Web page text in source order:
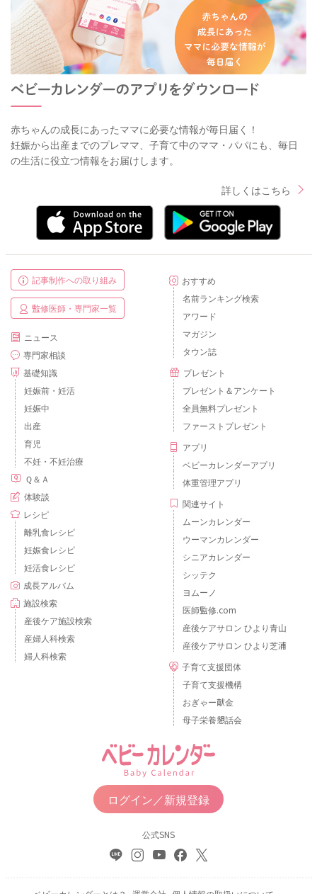
赤ちゃんの成長にあったママに必要な情報が毎日届く！
妊娠から出産までのプレママ、子育て中のママ・パパにも、毎日
の生活に役立つ情報をお届けします。
詳しくはこちら
記事制作への取り組み
監修医師・専門家一覧
ニュース
専門家相談
基礎知識
妊娠前・妊活
妊娠中
出産
育児
不妊・不妊治療
Ｑ＆Ａ
体験談
レシピ
離乳食レシピ
妊娠食レシピ
妊活食レシピ
成長アルバム
施設検索
産後ケア施設検索
産婦人科検索
婦人科検索
おすすめ
名前ランキング検索
アワード
マガジン
タウン誌
プレゼント
プレゼント＆アンケート
全員無料プレゼント
ファーストプレゼント
アプリ
ベビーカレンダーアプリ
体重管理アプリ
関連サイト
ムーンカレンダー
ウーマンカレンダー
シニアカレンダー
シッテク
ヨムーノ
医師監修.com
産後ケアサロン ひより青山
産後ケアサロン ひより芝浦
子育て支援団体
子育て支援機構
おぎゃー献金
母子栄養懇話会
ログイン／新規登録
公式SNS